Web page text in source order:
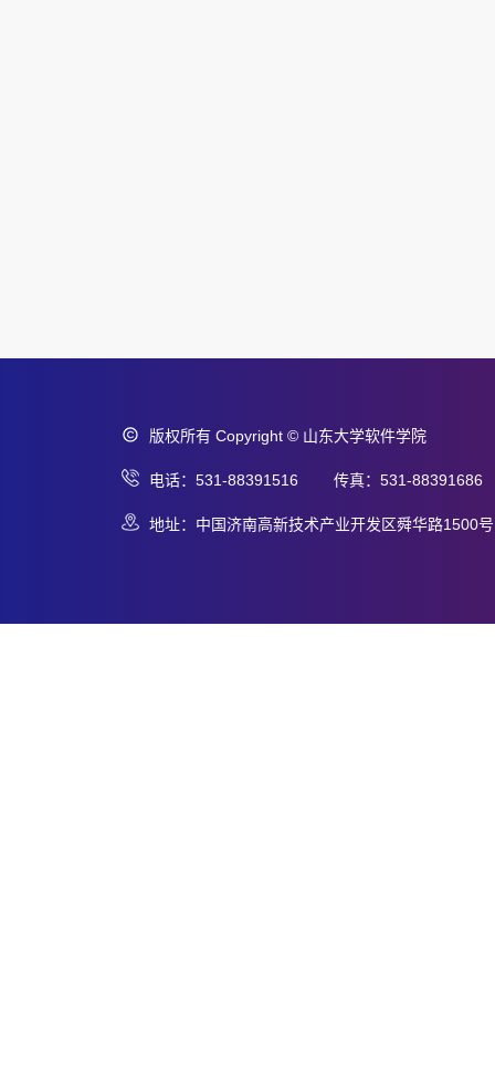
版权所有 Copyright © 山东大学软件学院
电话：531-88391516 传真：531-88391686
地址：中国济南高新技术产业开发区舜华路